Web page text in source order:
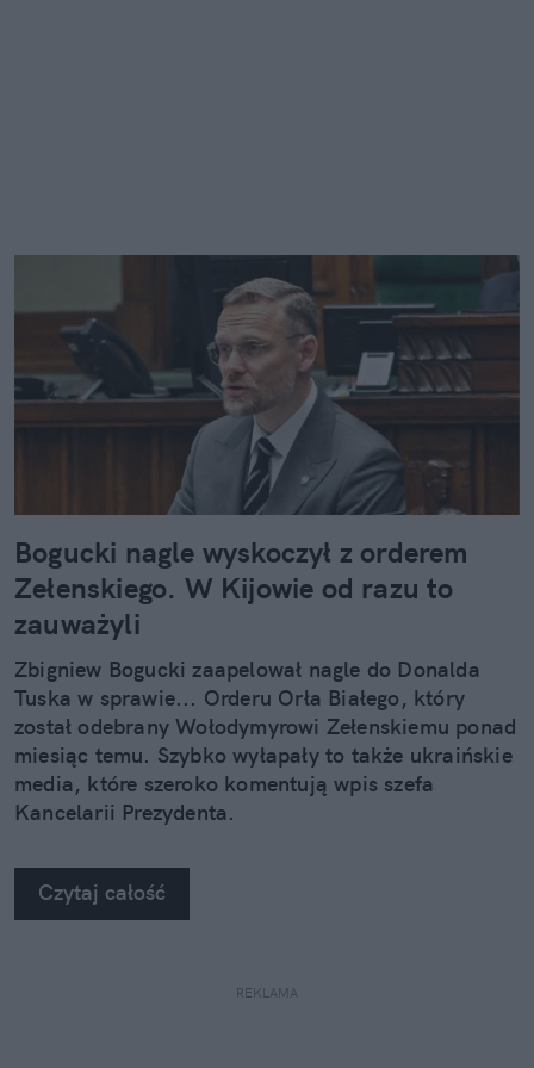
Bogucki nagle wyskoczył z orderem
Zełenskiego. W Kijowie od razu to
zauważyli
Zbigniew Bogucki zaapelował nagle do Donalda
Tuska w sprawie... Orderu Orła Białego, który
został odebrany Wołodymyrowi Zełenskiemu ponad
miesiąc temu. Szybko wyłapały to także ukraińskie
media, które szeroko komentują wpis szefa
Kancelarii Prezydenta.
Czytaj całość
REKLAMA